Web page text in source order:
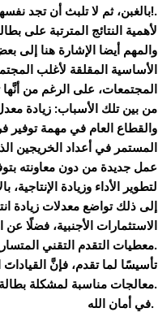
بالغبن، ثم لا تلبث أن تجد نفسها بعد سنوات من الجهد والتعب والدراسة وسهر الليالي من دون أمل في الحياة!.
لأهمية النتائج المترتبة على
والمهم أيضا الإشارة هنا إلى
الأساسية المقلقة لأغلب
المجتمعات، على الرغم من
من بين تلك الأسباب: زيادة
والقطاع العام في مهمة
المستمر في أعداد الخريجين
عمل جديدة من دون معاونته
لتطوير الأداء وزيادة
إلى ذلك تواضع معدلات زيادة
الاستثمارات الأجنبية، فضلًا
معطيات التقدم التقني المتسارع.
تأسيسًا لما تقدم، فإنَّ
معالجات مناسبة لمشكلة بطالة الشباب.
في أمان الله.